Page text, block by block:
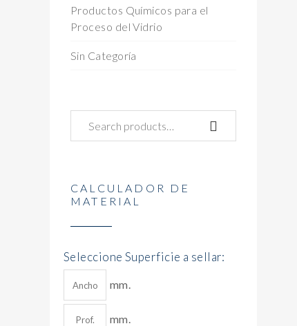
Productos Químicos para el
Proceso del Vidrio
Sin Categoría
CALCULADOR DE
MATERIAL
Seleccione Superficie a sellar:
mm.
mm.